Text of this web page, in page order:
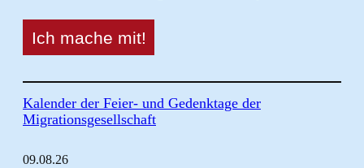
Kalender der Feier- und Gedenktage der
Migrationsgesellschaft
09.08.26